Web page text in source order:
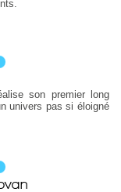
son premier long
univers pas si éloigné